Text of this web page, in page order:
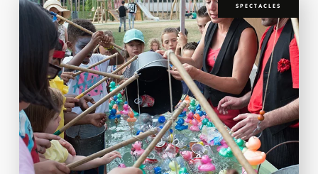
SPECTACLES